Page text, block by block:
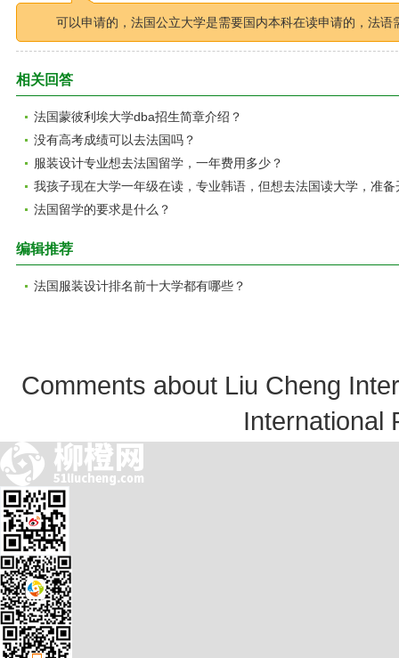
可以申请的，法国公立大学是需要国内本科在读申请的，法语
相关回答
法国蒙彼利埃大学dba招生简章介绍？
没有高考成绩可以去法国吗？
服装设计专业想去法国留学，一年费用多少？
我孩子现在大学一年级在读，专业韩语，但想去法国读大学，准备
法国留学的要求是什么？
编辑推荐
法国服装设计排名前十大学都有哪些？
Comments about Liu Cheng
International